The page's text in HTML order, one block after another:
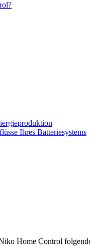
Ihres Batteriesystems
Home Control